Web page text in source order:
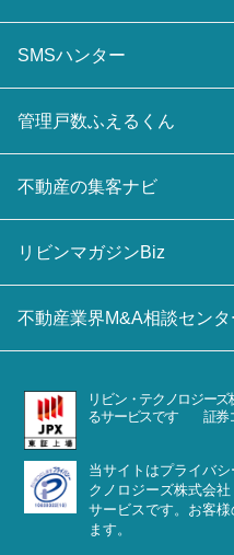
SMSハンター
管理戸数ふえるくん
不動産の集客ナビ
リビンマガジンBiz
不動産業界M&A相談センタ
リビン・テクノロジー
るサービスです 証券
当サイトはプライバ
クノロジーズ株式会
サービスです。お客
ます。